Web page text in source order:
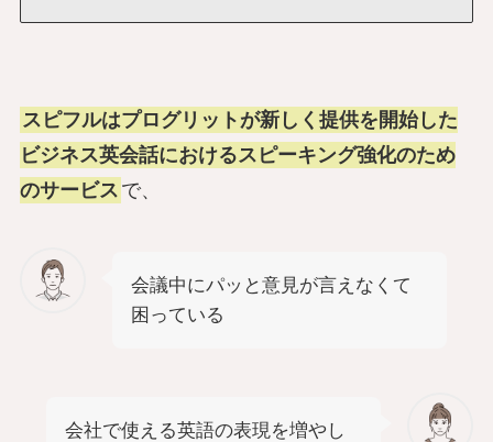
スピフルはプログリットが新しく提供を開始した
ビジネス英会話におけるスピーキング強化のため
のサービス で、
会議中にパッと意見が言えなくて
困っている
会社で使える英語の表現を増やし